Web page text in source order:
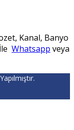
Kanal, Banyo
Whatsapp veya